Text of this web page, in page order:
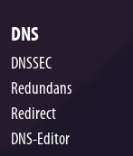
DNS
DNSSEC
Redundans
Redirect
DNS-Editor